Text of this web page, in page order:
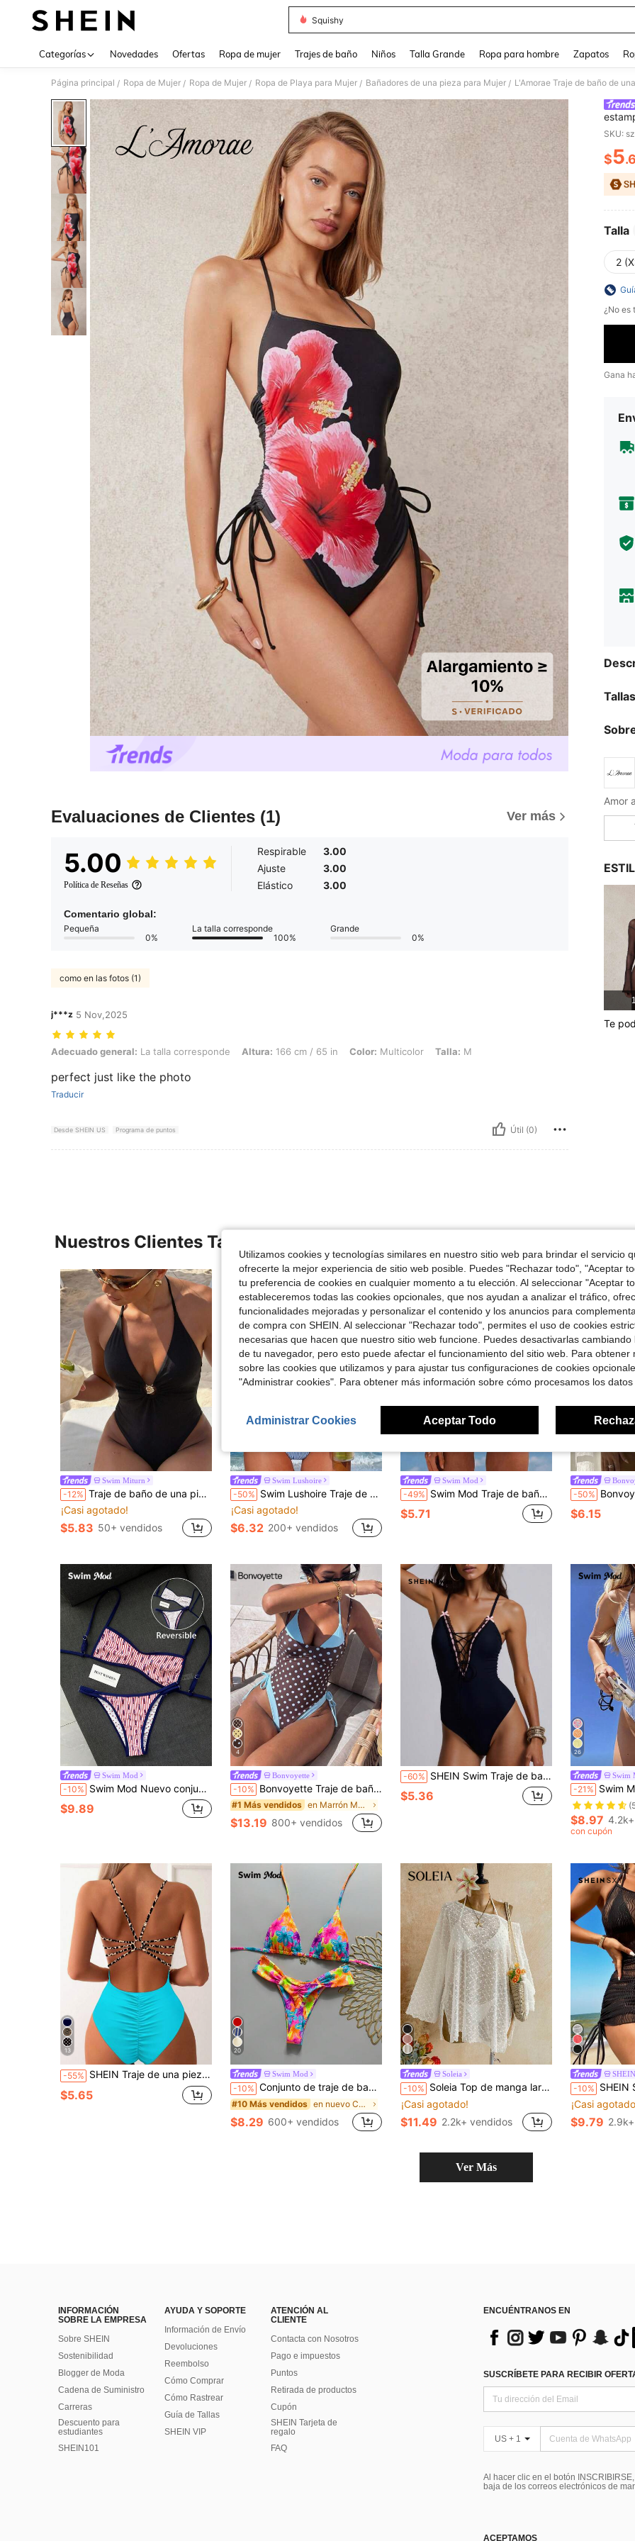
Squishy
Categorías Novedades Ofertas Ropa de mujer Trajes de baño Niños Talla Grande Ropa para hombre Zapatos
Página principal / Ropa de Mujer / Ropa de Mujer / Ropa de Playa para Mujer / Bañadores de una pieza para Mujer /
Evaluaciones de Clientes (1) Ver más
5.00
Política de Reseñas
Respirable
3.00
Ajuste
3.00
Elástico
3.00
Comentario global:
Pequeña
0%
La talla corresponde
100%
Grande
0%
como en las fotos (1)
j***z 5 Nov,2025
Adecuado general: La talla corresponde, Altura: 166 cm / 65 in, Color: Multicolor, Talla: M
Adecuado general: La talla corresponde Altura: 166 cm / 65 in Color: Multicolor Talla: M
perfect just like the photo
Traducir
Desde SHEIN US Programa de puntos Útil (0)
SKU:
$5
Talla
2
¿No es
Gana
Amor
Te
Nuestros Clientes También Vieron
Swim Miturn
-12% Traje de baño de una pieza elegante para mujer de unicolor con tela brillante, cuello en V, halter y accesorios metálicos, negro, para vacaciones, playa y verano
¡Casi agotado!
$5.83 50+ vendidos
Swim Lushoire
-50% Swim Lushoire Traje de baño de una pieza para mujer con estampado de langosta, rayas azules y blancas y volantes tipo bandeau para vacaciones de verano en la playa
¡Casi agotado!
$6.32 200+ vendidos
Swim Mod
-49% Swim Mod Traje de baño de una pieza sexy con tirantes finos y espalda descubierta para mujer, para el verano
$5.71
-50% Bonvoyette Traje de baño de una pieza para mujer
$6.15
Swim Mod
-10% Swim Mod Nuevo conjunto de traje de baño de playa para mujer, nuevo lanzamiento de verano, versátil y reversible, conjunto de 2 piezas, ajuste popular, combinación de colores azul, rojo y blanco, uso de doble cara, conjunto de 2 piezas, estampado de peces oceánicos, estampado de lunares rojos y blancos, ribete de contraste azul marino, top de bikini ajustable, Bottom de bikini triangular, adecuado para uso en playa de verano, , piscina y vacaciones
$9.89
4
Bonvoyette
-10% Bonvoyette Traje de baño de una pieza sexy vintage con lunares para mujer, traje de baño 2 en 1 con espalda descubierta y lazo para vacaciones, traje de baño sexy de chica hot con lunares y cuello halter para la playa, traje de baño versátil para vacaciones de verano, playa y aguas termales, traje de baño de una pieza con lazo para mujer
#1 Más vendidos en Marrón Mujeres de una pieza
$13.19 800+ vendidos
-60% SHEIN Swim Traje de baño de una pieza para mujer de unicolor básico con tirantes de espagueti y decoración de lazo en el pecho
$5.36
26
Swim
-21% Swim Mod Traje de baño de una pieza sexy con
$8.97
con cupón
13
-55% SHEIN Traje de una pieza con espalda abierta, en estampado de leopardo parchwork y un unicolor personalizado para mujeres
$5.65
20
Swim Mod
-10% Conjunto de traje de baño sexy para mujer Swim MOD de 2 piezas, top de bikini triángulo con tirantes halter y braguita de bikini, estampado aleatorio de cerezas, accesorio para vacaciones de primavera/verano
#10 Más vendidos en nuevo Conjuntos de bikini para mujer
$8.29 600+ vendidos
Soleia
-10% Soleia Top de manga larga con hombro asimétrico, tejido de punto jacquard, corte holgado y bajo con abertura
¡Casi agotado!
$11.49 2.2k+ vendidos
-10% SHEIN SXY
¡Casi
$9.79
Ver Más
INFORMACIÓN
SOBRE LA EMPRESA
Sobre SHEIN
Sostenibilidad
Blogger de Moda
Cadena de Suministro
Carreras
Descuento para
estudiantes
SHEIN101
AYUDA Y SOPORTE
Información de Envío
Devoluciones
Reembolso
Cómo Comprar
Cómo Rastrear
Guía de Tallas
SHEIN VIP
ATENCIÓN AL
CLIENTE
Contacta con Nosotros
Pago e impuestos
Puntos
Retirada de productos
Cupón
SHEIN Tarjeta de
regalo
FAQ
ENCUÉNTRANOS EN
SUSCRÍBETE PARA RECIBIR
US + 1
Al hacer clic en el botón
baja de los correos electrónicos de
ACEPTAMOS
Utilizamos cookies y tecnologías similares en nuestro sitio web para brindar el servicio
ofrecerte la mejor experiencia de sitio web posible. Puedes "Rechazar todo", "Aceptar
tu preferencia de cookies en cualquier momento a tu elección. Al seleccionar "Aceptar
estableceremos todas las cookies opcionales, que nos ayudan a analizar el tráfico,
funcionalidades mejoradas y personalizar el contenido y los anuncios para
de compra con SHEIN. Al seleccionar "Rechazar todo", permites el uso de cookies
necesarias que hacen que nuestro sitio web funcione. Puedes desactivarlas cambiando
de tu navegador, pero esto puede afectar el funcionamiento del sitio web. Para obtener
sobre las cookies que utilizamos y para ajustar tus configuraciones de cookies
"Administrar cookies". Para obtener más información sobre cómo procesamos los datos
Administrar Cookies Aceptar Todo